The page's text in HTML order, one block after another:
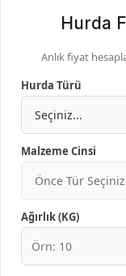
Hurda
Anlık fiyat
Hurda Türü
Malzeme Cinsi
Ağırlık (KG)